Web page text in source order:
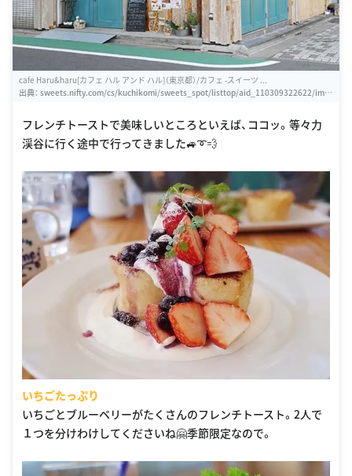
cafe Haru&haru[カフェ ハル アンド ハル]（東京都）/カフェ -スイーツ ...
出典： sweets.nifty.com/cs/kuchikomi/sweets_spot/listtop/aid_110309322622/img
フレンチトーストで美味しいところといえば、ココッ。等々力
渓谷に行く途中で行ってきました🚙➰💨
いちごたっぷり
いちごとブルーベリーがたくさんのフレンチトースト。2人で
１つを分けわけしてくださいね🤗季節限定なので。